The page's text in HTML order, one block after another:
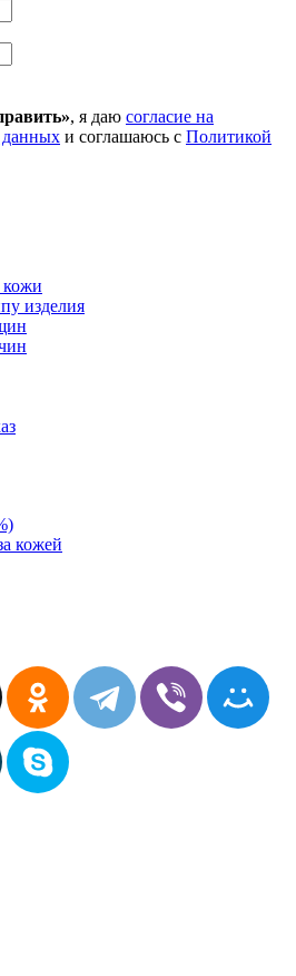
, я даю согласие на
данных и соглашаюсь с Политикой
изделия
кожей